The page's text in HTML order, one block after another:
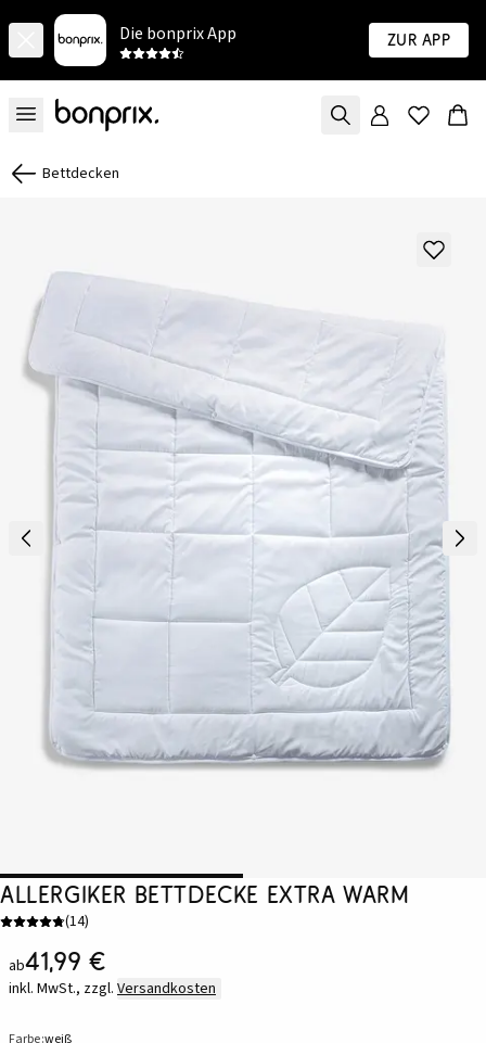
Die bonprix App Zur App
Bettdecken
Allergiker Bettdecke extra warm
(14)
ab41,99 €
inkl. MwSt., zzgl. Versandkosten